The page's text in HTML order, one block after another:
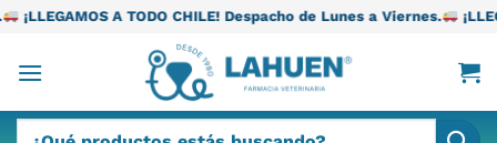
Saltar
contenido
TODO CHILE! Despacho de Lunes a Viernes. ¡LLEGAMOS A